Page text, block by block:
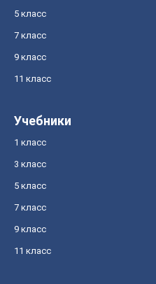
5 класс
7 класс
9 класс
11 класс
Учебники
1 класс
3 класс
5 класс
7 класс
9 класс
11 класс